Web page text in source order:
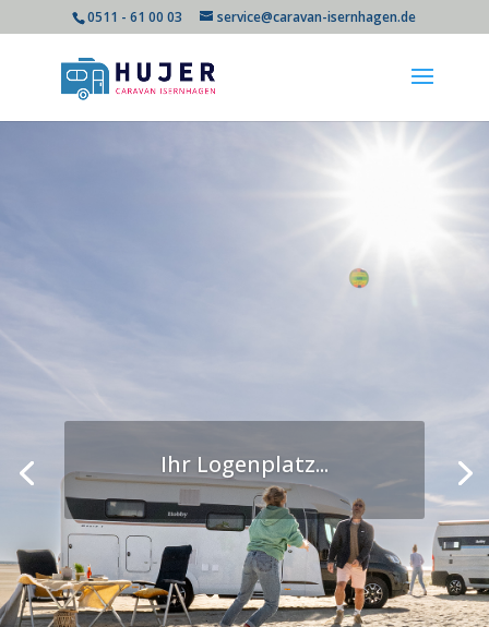
0511 - 61 00 03 service@caravan-isernhagen.de
Ihr Logenplatz...